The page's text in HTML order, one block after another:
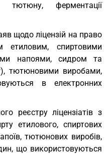
тютюну, ферментації
щодо ліцензій на право
етиловим, спиртовими
напоями, сидром та
тютюновими виробами,
в електронних
реєстру ліцензіатів з
етилового, спиртових
тютюнових виробів,
що використовуються